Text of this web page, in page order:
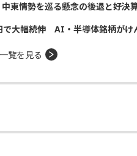
東情勢を巡る懸念の後退と好決
で大幅続伸 AI・半導体銘柄がけ
覧を見る